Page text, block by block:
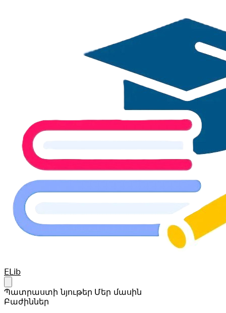
Your Company
ELib
Պատրաստի նյութեր Մեր մասին
Բաժիններ